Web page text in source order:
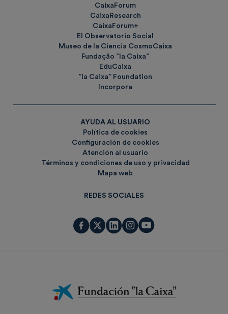
CaixaForum
CaixaResearch
CaixaForum+
El Observatorio Social
Museo de la Ciencia CosmoCaixa
Fundação ”la Caixa”
EduCaixa
”la Caixa” Foundation
Incorpora
AYUDA AL USUARIO
Política de cookies
Configuración de cookies
Atención al usuario
Términos y condiciones de uso y privacidad
Mapa web
REDES SOCIALES
Fundación
La